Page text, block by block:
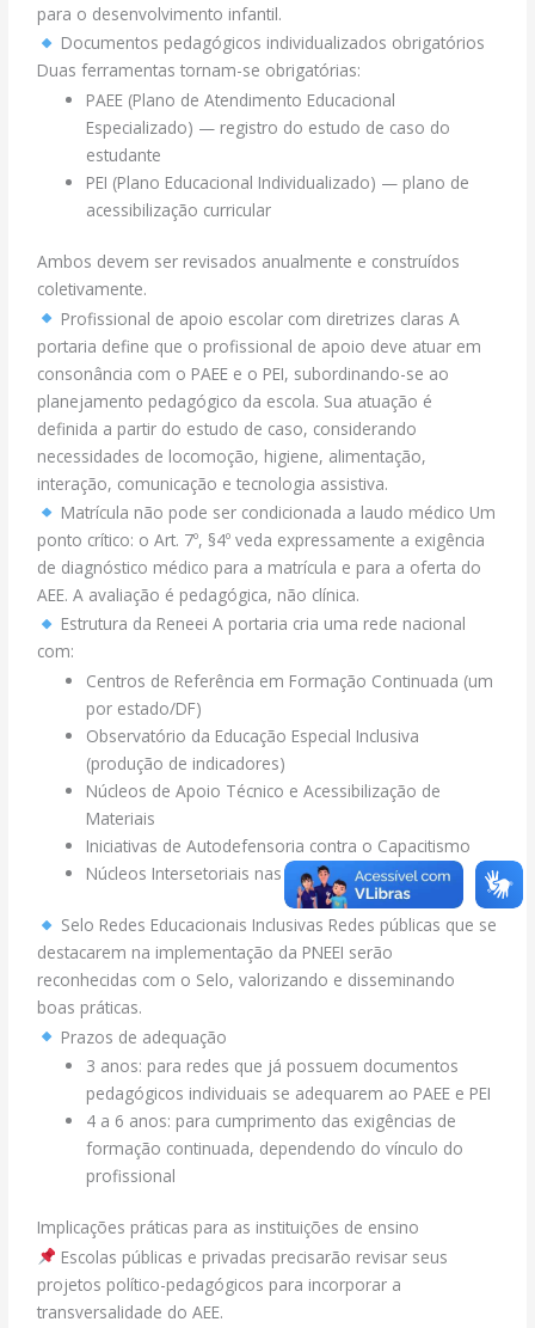
para o desenvolvimento infantil.
Documentos pedagógicos individualizados obrigatórios
Duas ferramentas tornam-se obrigatórias:
PAEE (Plano de Atendimento Educacional
Especializado) — registro do estudo de caso do
estudante
PEI (Plano Educacional Individualizado) — plano de
acessibilização curricular
Ambos devem ser revisados anualmente e construídos
coletivamente.
Profissional de apoio escolar com diretrizes claras A
portaria define que o profissional de apoio deve atuar em
consonância com o PAEE e o PEI, subordinando-se ao
planejamento pedagógico da escola. Sua atuação é
definida a partir do estudo de caso, considerando
necessidades de locomoção, higiene, alimentação,
interação, comunicação e tecnologia assistiva.
Matrícula não pode ser condicionada a laudo médico Um
ponto crítico: o Art. 7º, §4º veda expressamente a exigência
de diagnóstico médico para a matrícula e para a oferta do
AEE. A avaliação é pedagógica, não clínica.
Estrutura da Reneei A portaria cria uma rede nacional
com:
Centros de Referência em Formação Continuada (um
por estado/DF)
Observatório da Educação Especial Inclusiva
(produção de indicadores)
Núcleos de Apoio Técnico e Acessibilização de
Materiais
Iniciativas de Autodefensoria contra o Capacitismo
Núcleos Intersetoriais nas regionais de ensino
Selo Redes Educacionais Inclusivas Redes públicas que se
destacarem na implementação da PNEEI serão
reconhecidas com o Selo, valorizando e disseminando
boas práticas.
Prazos de adequação
3 anos: para redes que já possuem documentos
pedagógicos individuais se adequarem ao PAEE e PEI
4 a 6 anos: para cumprimento das exigências de
formação continuada, dependendo do vínculo do
profissional
Implicações práticas para as instituições de ensino
Escolas públicas e privadas precisarão revisar seus
projetos político-pedagógicos para incorporar a
transversalidade do AEE.